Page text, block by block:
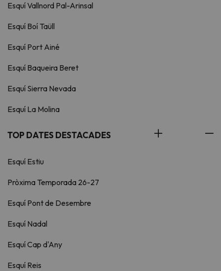
Esquí Vallnord Pal-Arinsal
Esquí Boí Taüll
Esquí Port Ainé
Esquí Baqueira Beret
Esquí Sierra Nevada
Esquí La Molina
TOP DATES DESTACADES
Esquí Estiu
Pròxima Temporada 26-27
Esquí Pont de Desembre
Esquí Nadal
Esquí Cap d'Any
Esquí Reis